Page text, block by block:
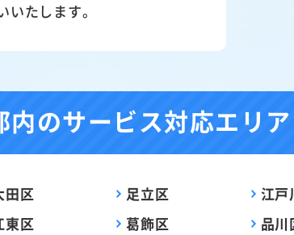
たします。
内のサービス対応エリア
田区 足立区
江戸
東区 葛飾区
品川